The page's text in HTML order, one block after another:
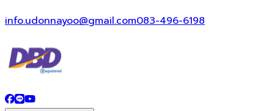
info.udonnayoo@gmail.com083-496-6198